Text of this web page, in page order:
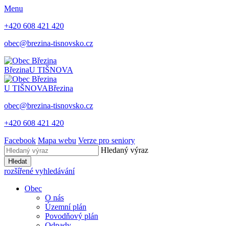
Menu
+420 608 421 420
obec@brezina-tisnovsko.cz
BřezinaU TIŠNOVA
U TIŠNOVABřezina
obec@brezina-tisnovsko.cz
+420 608 421 420
Facebook Mapa webu Verze pro seniory
Hledaný výraz
Hledat
rozšířené vyhledávání
Obec
O nás
Územní plán
Povodňový plán